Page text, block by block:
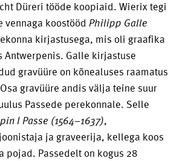
Düreri tööde koopiaid. Wierix tegi
vennaga koostööd Philipp Galle
kirjastusega, mis oli graafika
Antwerpenis. Galle kirjastuse
gravüüre on kõnealuses raamatus
gravüüre andis välja teine suur
Passede perekonnale. Selle
I Passe (1564–1637),
ja graveerija, kellega koos
pojad. Passedelt on kogus 28